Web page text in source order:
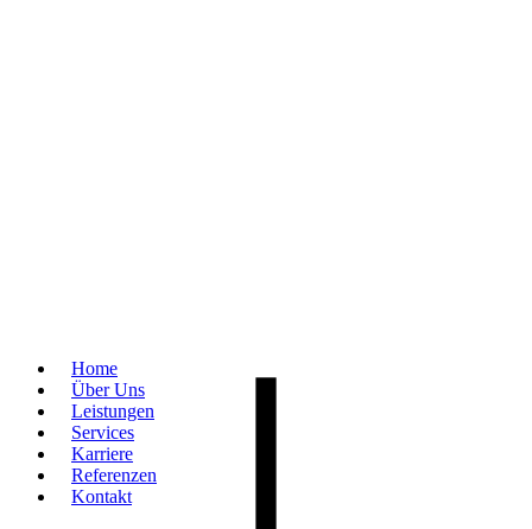
Home
Über Uns
Leistungen
Services
Karriere
Referenzen
Kontakt